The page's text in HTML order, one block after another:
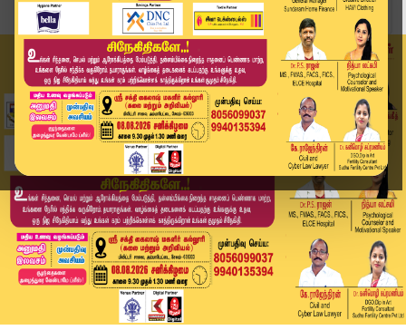
ED அதிகாரம் தவறானது! – உச்சநீதிமன்றம் அதிரடி கர...